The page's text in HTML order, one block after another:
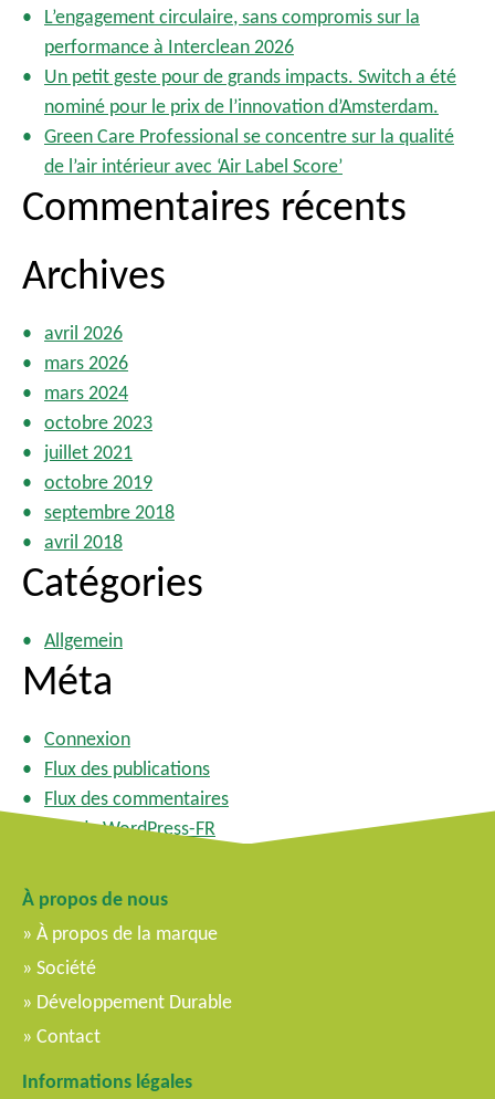
L’engagement circulaire, sans compromis sur la
performance à Interclean 2026
Un petit geste pour de grands impacts. Switch a été
nominé pour le prix de l’innovation d’Amsterdam.
Green Care Professional se concentre sur la qualité
de l’air intérieur avec ‘Air Label Score’
Commentaires récents
Archives
avril 2026
mars 2026
mars 2024
octobre 2023
juillet 2021
octobre 2019
septembre 2018
avril 2018
Catégories
Allgemein
Méta
Connexion
Flux des publications
Flux des commentaires
Site de WordPress-FR
À propos de nous
À propos de la marque
Société
Développement Durable
Contact
Informations légales